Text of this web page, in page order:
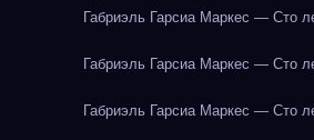
Габриэль Гарсиа Маркес — Сто
Габриэль Гарсиа Маркес — Сто
Габриэль Гарсиа Маркес — Сто